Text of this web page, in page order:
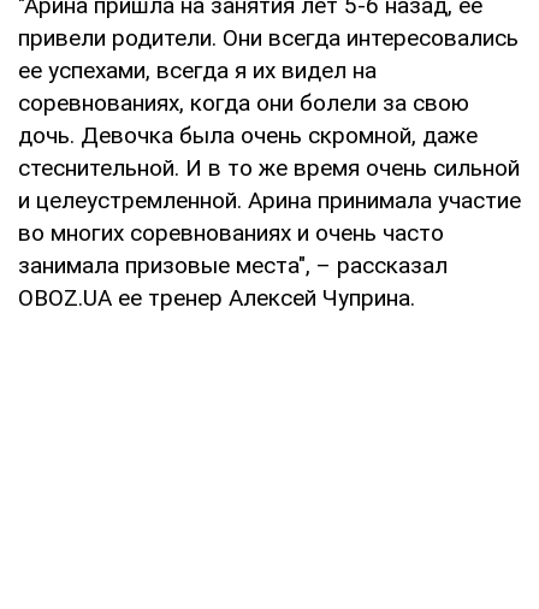
привели родители. Они всегда интересовались
ее успехами, всегда я их видел на
соревнованиях, когда они болели за свою
дочь. Девочка была очень скромной, даже
стеснительной. И в то же время очень сильной
и целеустремленной. Арина принимала участие
во многих соревнованиях и очень часто
занимала призовые места", – рассказал
OBOZ.UA ее тренер Алексей Чуприна.